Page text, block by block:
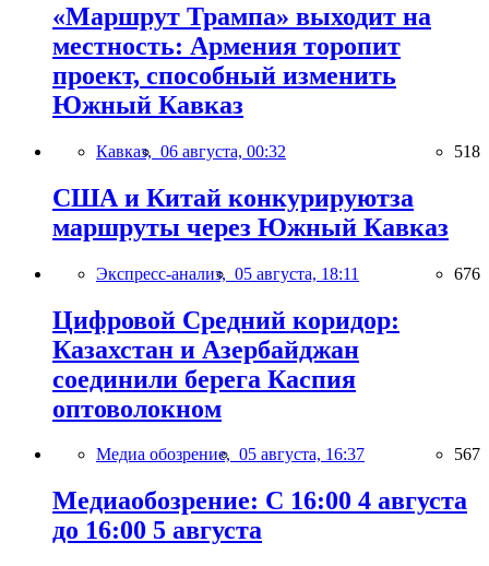
«Маршрут Трампа» выходит на
местность: Армения торопит
проект, способный изменить
Южный Кавказ
Кавказ, 06 августа, 00:32 518
США и Китай конкурируютза
маршруты через Южный Кавказ
Экспресс-анализ, 05 августа, 18:11 676
Цифровой Средний коридор:
Казахстан и Азербайджан
соединили берега Каспия
оптоволокном
Медиа обозрение, 05 августа, 16:37 567
Медиаобозрение: С 16:00 4 августа
до 16:00 5 августа